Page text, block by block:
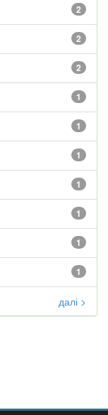
2
2
2
1
1
1
1
1
1
1
далі >